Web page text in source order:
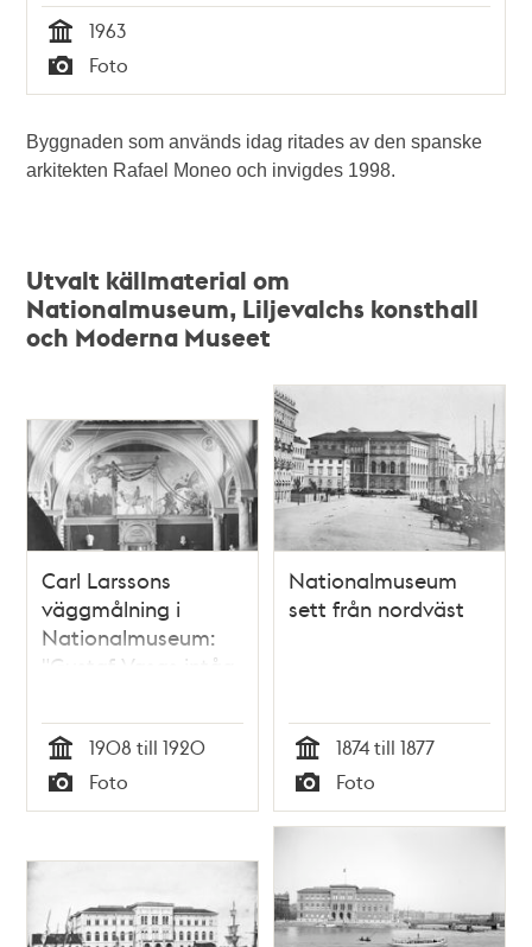
Tid
1963
Typ
Foto
Byggnaden som används idag ritades av den spanske
arkitekten Rafael Moneo och invigdes 1998.
Utvalt källmaterial om
Nationalmuseum, Liljevalchs konsthall
och Moderna Museet
Carl Larssons
väggmålning i
Nationalmuseum:
"Gustaf Vasas intåg
Midsommaraftonen
1523".
Tid
1908 till 1920
Typ
Foto
Nationalmuseum
sett från nordväst
Tid
1874 till 1877
Typ
Foto